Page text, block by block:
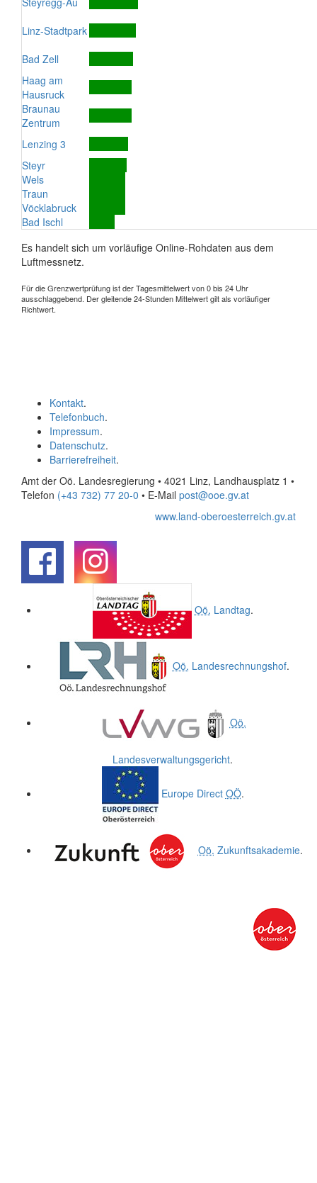
Linz-Stadtpark
Bad Zell
Haag am
Hausruck
Braunau
Zentrum
Lenzing 3
Steyr
Wels
Traun
Vöcklabruck
Bad Ischl
Es handelt sich um vorläufige Online-Rohdaten aus dem
Luftmessnetz.
Für die Grenzwertprüfung ist der Tagesmittelwert von 0 bis 24 Uhr
ausschlaggebend. Der gleitende 24-Stunden Mittelwert gilt als vorläufiger
Richtwert.
Kontakt.
Telefonbuch.
Impressum.
Datenschutz.
Barrierefreiheit.
Amt der Oö. Landesregierung • 4021 Linz, Landhausplatz 1 •
Telefon (+43 732) 77 20-0 • E-Mail post@ooe.gv.at
www.land-oberoesterreich.gv.at
Oö. Landtag.
Oö. Landesrechnungshof.
Oö.
Landesverwaltungsgericht.
Europe Direct OÖ.
Oö. Zukunftsakademie.